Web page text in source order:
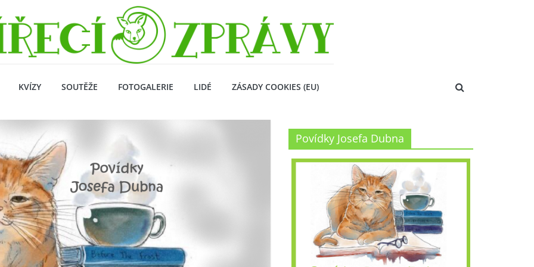
KVÍZY SOUTĚŽE FOTOGALERIE LIDÉ ZÁSADY COOKIES (EU)
Povídky Josefa Dubna